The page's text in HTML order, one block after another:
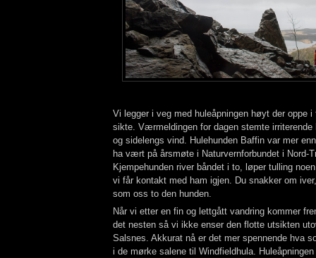
Vi legger i veg med huleåpningen høyt der oppe i
sikte. Værmeldingen for dagen stemte
og sidelengs vind. Hulehunden Baffin var mer
ha vært på årsmøte i Naturvernforbundet i Nord-
Kjempehunden river båndet i to, løper tulling
vi får kontakt med ham igjen. Du snakker om
som oss to den hunden.
Når vi etter en fin og lettgått vandring kommer
det nesten så vi ikke enser den flotte utsikten
Salsnes. Akkurat nå er det mer spennende hva
i de mørke salene til Windfieldhula.